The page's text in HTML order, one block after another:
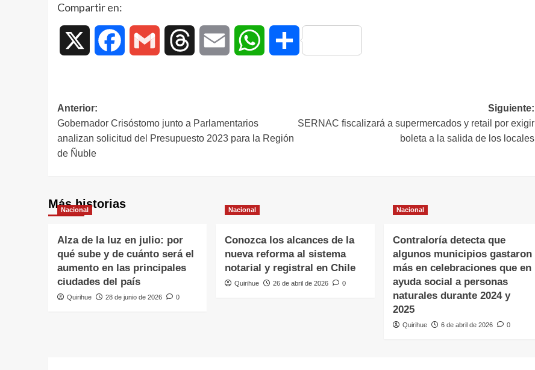
Compartir en:
Facebook Gmail Threads Email WhatsAppCompartir
Anterior:
Gobernador Crisóstomo junto a Parlamentarios
analizan solicitud del Presupuesto 2023 para la Región
de Ñuble
Siguiente:
SERNAC fiscalizará a supermercados y retail por exigir
boleta a la salida de los locales
Más historias
Nacional
Alza de la luz en julio: por
qué sube y de cuánto será el
aumento en las principales
ciudades del país
Quirihue 28 de junio de 2026 0
Nacional
Conozca los alcances de la
nueva reforma al sistema
notarial y registral en Chile
Quirihue 26 de abril de 2026 0
Nacional
Contraloría detecta que
algunos municipios gastaron
más en celebraciones que en
ayuda social a personas
naturales durante 2024 y
2025
Quirihue 6 de abril de 2026 0